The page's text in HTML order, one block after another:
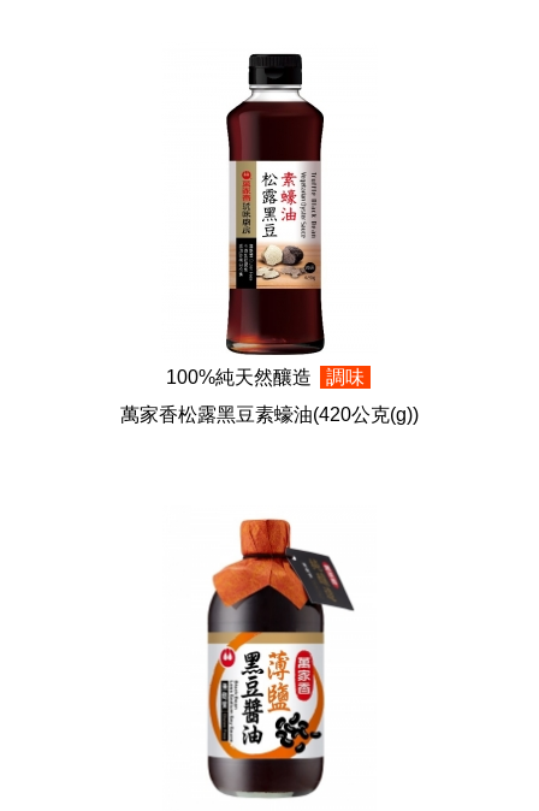
100%純天然釀造
調味
萬家香松露黑豆素蠔油(420公克(g))